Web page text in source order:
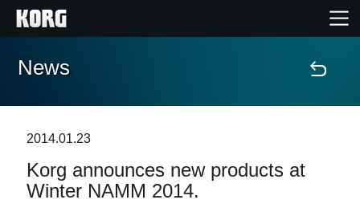
Accueil
Extras
News
2014.01.23
Korg announces new products at
Winter NAMM 2014.